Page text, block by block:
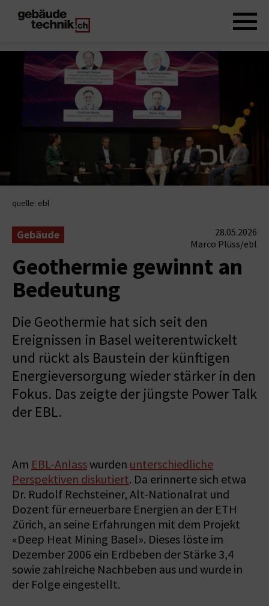
quelle: ebl
Gebäude
28.05.2026
Marco Plüss/ebl
Geothermie gewinnt an
Bedeutung
Die Geothermie hat sich seit den
Ereignissen in Basel weiterentwickelt
und rückt als Baustein der künftigen
Energieversorgung wieder stärker in den
Fokus. Das zeigte der jüngste Power Talk
der EBL.
Am EBL-Anlasswurden unterschiedliche
Perspektiven diskutiert. Da erinnerte sich etwa
Dr. Rudolf Rechsteiner, Alt-Nationalrat und
Dozent für erneuerbare Energien an der ETH
Zürich, an seine Erfahrungen mit dem Projekt
«Deep Heat Mining Basel». Dieses löste im
Dezember 2006 ein Erdbeben der Stärke 3,4
sowie zahlreiche Nachbeben aus und wurde in
der Folge eingestellt.